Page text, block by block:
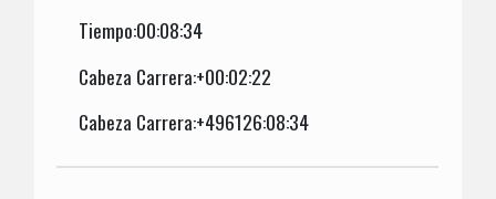
Tiempo:00:08:34
Cabeza Carrera:+00:02:22
Cabeza Carrera:+496126:08:34